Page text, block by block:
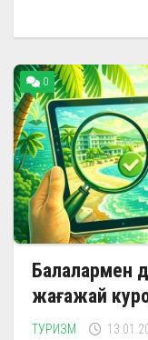
0
Балалармен
жағажай
ТУРИЗМ